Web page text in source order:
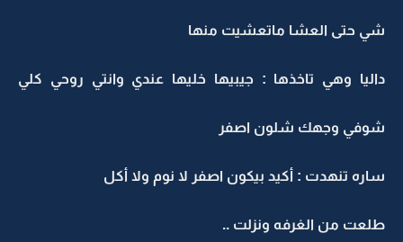
شي حتى العشا ماتعشيت منها
داليا وهي تاخذها : جيبيها خليها عندي وانتي روحي كلي
شوفي وجهك شلون اصفر
ساره تنهدت : أكيد بيكون اصفر لا نوم ولا أكل
طلعت من الغرفه ونزلت ..